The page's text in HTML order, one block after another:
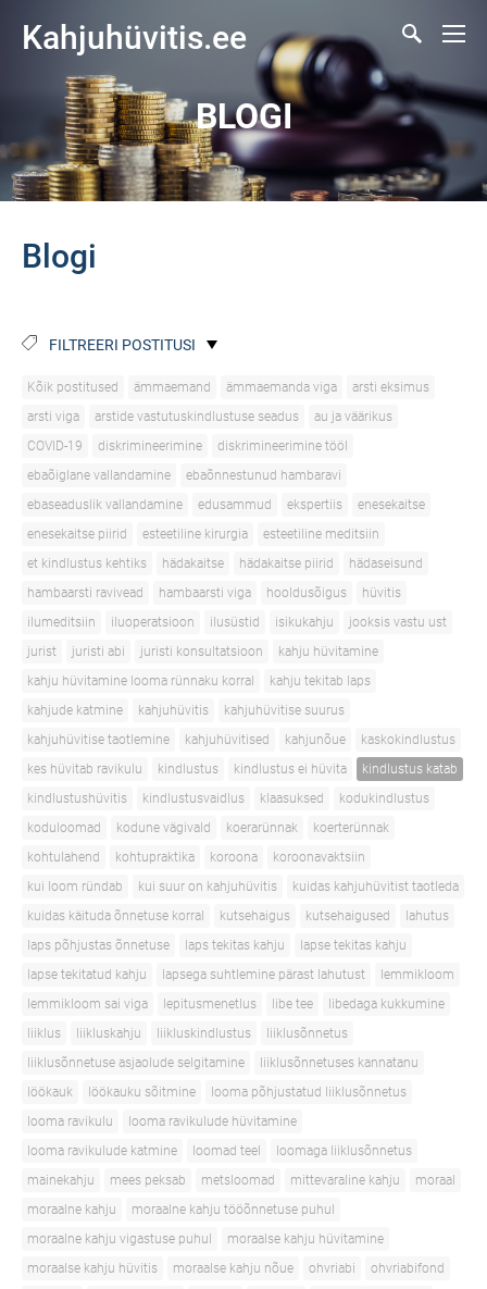
Kahjuhüvitis.ee
BLOGI
Blogi
FILTREERI POSTITUSI
Kõik postitused ämmaemand ämmaemanda viga
arsti eksimus
arsti viga
arstide vastutuskindlustuse seadus
au ja väärikus
COVID-19
diskrimineerimine
diskrimineerimine tööl
ebaõiglane vallandamine
ebaõnnestunud hambaravi
ebaseaduslik vallandamine
edusammud ekspertiis
enesekaitse
enesekaitse piirid
esteetiline kirurgia
esteetiline meditsiin
et kindlustus kehtiks
hädakaitse hädakaitse piirid
hädaseisund
hambaarsti ravivead
hambaarsti viga hooldusõigus
hüvitis
ilumeditsiin
iluoperatsioon ilusüstid isikukahju
jooksis vastu ust
jurist
juristi abi juristi konsultatsioon
kahju hüvitamine
kahju hüvitamine looma rünnaku korral
kahju tekitab laps
kahjude katmine
kahjuhüvitis
kahjuhüvitise suurus
kahjuhüvitise taotlemine
kahjuhüvitised kahjunõue
kaskokindlustus
kes hüvitab ravikulu
kindlustus kindlustus ei hüvita
kindlustus katab
kindlustushüvitis
kindlustusvaidlus klaasuksed
kodukindlustus
koduloomad
kodune vägivald koerarünnak
koerterünnak
kohtulahend
kohtupraktika koroona
koroonavaktsiin
kui loom ründab
kui suur on kahjuhüvitis
kuidas kahjuhüvitist taotleda
kuidas käituda õnnetuse korral
kutsehaigus kutsehaigused
lahutus
laps põhjustas õnnetuse
laps tekitas kahju
lapse tekitas kahju
lapse tekitatud kahju
lapsega suhtlemine pärast lahutust
lemmikloom
lemmikloom sai viga
lepitusmenetlus libe tee
libedaga kukkumine
liiklus
liikluskahju liikluskindlustus
liiklusõnnetus
liiklusõnnetuse asjaolude selgitamine
liiklusõnnetuses kannatanu
löökauk
löökauku sõitmine
looma põhjustatud liiklusõnnetus
looma ravikulu
looma ravikulude hüvitamine
looma ravikulude katmine
loomad teel
loomaga liiklusõnnetus
mainekahju
mees peksab metsloomad mittevaraline kahju
moraal
moraalne kahju
moraalne kahju tööõnnetuse puhul
moraalne kahju vigastuse puhul
moraalse kahju hüvitamine
moraalse kahju hüvitis
moraalse kahju nõue ohvriabi
ohvriabifond